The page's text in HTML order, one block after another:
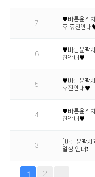
7
♥바른윤곽
휴 휴진안내
6
♥바른윤곽
진안내♥
5
♥바른윤곽
휴진안내♥
4
♥바른윤곽
진안내♥
3
[바른윤곽
일정 안내❗
1 2